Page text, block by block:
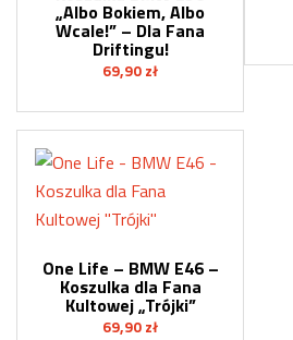
„Albo Bokiem, Albo
Wcale!” – Dla Fana
Driftingu!
69,90 zł
One Life – BMW E46 –
Koszulka dla Fana
Kultowej „Trójki”
69,90 zł